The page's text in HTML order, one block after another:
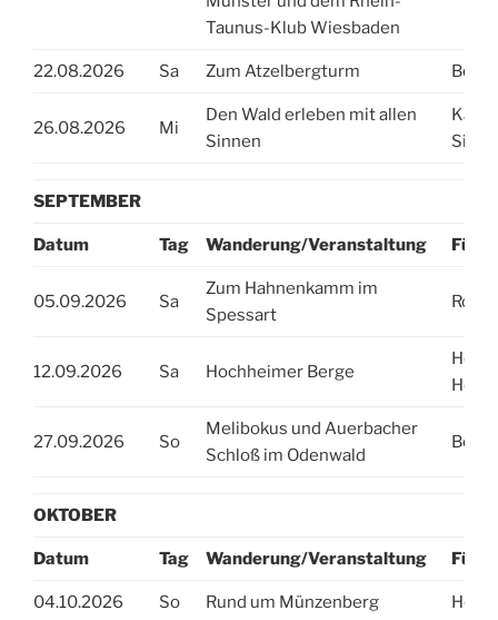
Taunus-Klub Wiesbaden
22.08.2026 Sa Zum Atzelbergturm
26.08.2026 Mi
Den Wald erleben mit allen
Sinnen
SEPTEMBER
Datum Tag Wanderung/Veranstaltung
05.09.2026 Sa
Zum Hahnenkamm im
Spessart
Rolf
12.09.2026 Sa Hochheimer Berge
Heidi
Hess
27.09.2026 So
Melibokus und Auerbacher
Schloß im Odenwald
OKTOBER
Datum Tag Wanderung/Veranstaltung
04.10.2026 So Rund um Münzenberg